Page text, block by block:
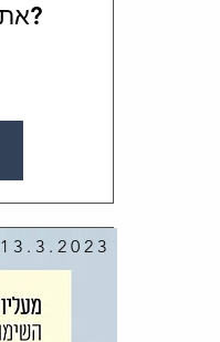
את פני העימות עם רוסיה?
13.3.2023